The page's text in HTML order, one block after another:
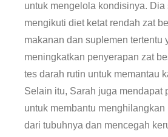
untuk mengelola kondisinya. Dia
mengikuti diet ketat rendah zat
makanan dan suplemen tertentu
meningkatkan penyerapan zat
tes darah rutin untuk memantau
Selain itu, Sarah juga mendapat
untuk membantu
dari tubuhnya dan mencegah